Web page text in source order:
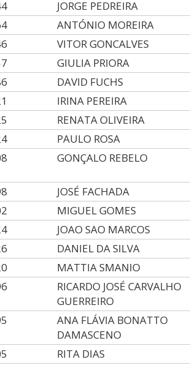
JORGE PEDREIRA
ANTÓNIO MOREIRA
VITOR GONCALVES
GIULIA PRIORA
DAVID FUCHS
IRINA PEREIRA
RENATA OLIVEIRA
PAULO ROSA
GONÇALO REBELO
JOSÉ FACHADA
MIGUEL GOMES
JOAO SAO MARCOS
DANIEL DA SILVA
MATTIA SMANIO
RICARDO JOSÉ CARVALHO
GUERREIRO
ANA FLÁVIA BONATTO
DAMASCENO
RITA DIAS